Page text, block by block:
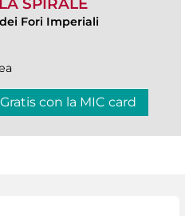
Fori Imperiali
Gratis con la MIC card